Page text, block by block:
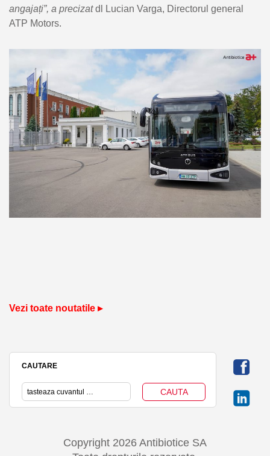
angajați”, a precizatdl Lucian Varga, Directorul general
ATP Motors.
Vezi toate noutatile ▸
CAUTARE
Copyright 2026 Antibiotice SA